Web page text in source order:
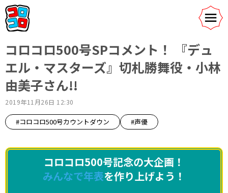
コロコロ500号SPコメント！ 『デュ
エル・マスターズ』切札勝舞役・小林
由美子さん!!
2019年11月26日 12:30
#コロコロ500号カウントダウン #声優
コロコロ500号記念の大企画！
みんなで年表を作り上げよう！